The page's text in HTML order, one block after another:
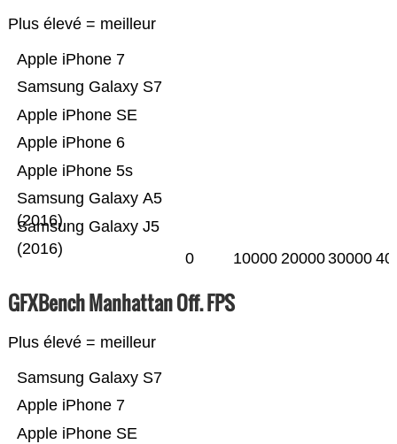
Plus élevé = meilleur
Samsung Galaxy J5
(2016)
Samsung Galaxy A5
(2016)
Apple iPhone 5s
Apple iPhone 6
Apple iPhone SE
Samsung Galaxy S7
Apple iPhone 7
0 10000 2000030000
GFXBench Manhattan Off. FPS
Plus élevé = meilleur
Apple iPhone SE
Apple iPhone 7
Samsung Galaxy S7